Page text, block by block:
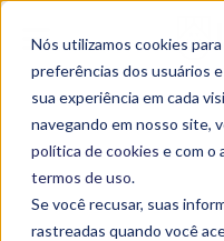
Nós utilizamos cookies
preferências dos usuários
sua experiência em cada
navegando em nosso site,
política de cookies e com o
termos de uso.
Se você recusar, suas
rastreadas quando você